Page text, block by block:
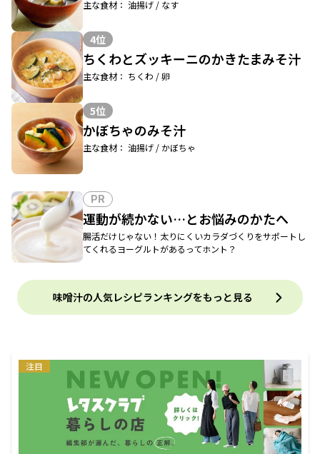
主な食材： 油揚げ / なす
4位
ちくわとズッキーニのかきたまみそ汁
主な食材： ちくわ / 卵
5位
かぼちゃのみそ汁
主な食材： 油揚げ / かぼちゃ
PR
運動が続かない…とお悩みのかたへ
腸活だけじゃない！太りにくいカラダづくりをサポートし
てくれるヨーグルトがあるってホント？
味噌汁の人気レシピランキングをもっと見る
注目